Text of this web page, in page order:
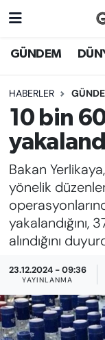
GÜNDEM
HABERLER
10 bin
Bakan
yönelik
yakalandığını,
alındığını
23.12.2024 - 09:36
YAYINLANMA
DÜNYA
EKONOMİ
EMEK
FAYDALI
GÜNDEM
EĞİTİM
KADIN
Nöbetçi
Hava
İstanbul
Süper Lig
Tüm
Son Dakika
Haber